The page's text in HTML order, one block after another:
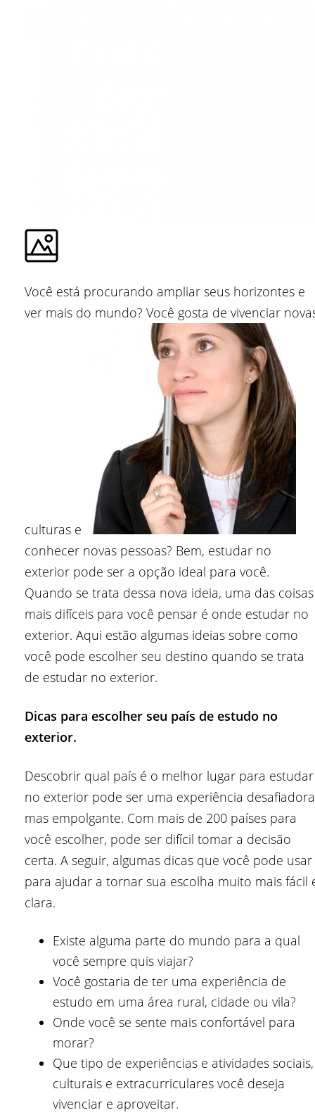
Você está procurando ampliar seus horizontes e
ver mais do mundo? Você gosta de vivenciar
culturas e
conhecer novas pessoas? Bem, estudar no
exterior pode ser a opção ideal para você.
Quando se trata dessa nova ideia, uma das coisas
mais difíceis para você pensar é onde estudar no
exterior. Aqui estão algumas ideias sobre como
você pode escolher seu destino quando se trata
de estudar no exterior.
Dicas para escolher seu país de estudo no
exterior.
Descobrir qual país é o melhor lugar para estudar
no exterior pode ser uma experiência
mas empolgante. Com mais de 200 países para
você escolher, pode ser difícil tomar a decisão
certa. A seguir, algumas dicas que você pode usar
para ajudar a tornar sua escolha muito mais fácil
clara.
Existe alguma parte do mundo para a qual
você sempre quis viajar?
Você gostaria de ter uma experiência de
estudo em uma área rural, cidade ou vila?
Onde você se sente mais confortável para
morar?
Que tipo de experiências e atividades sociais,
culturais e extracurriculares você deseja
vivenciar e aproveitar.